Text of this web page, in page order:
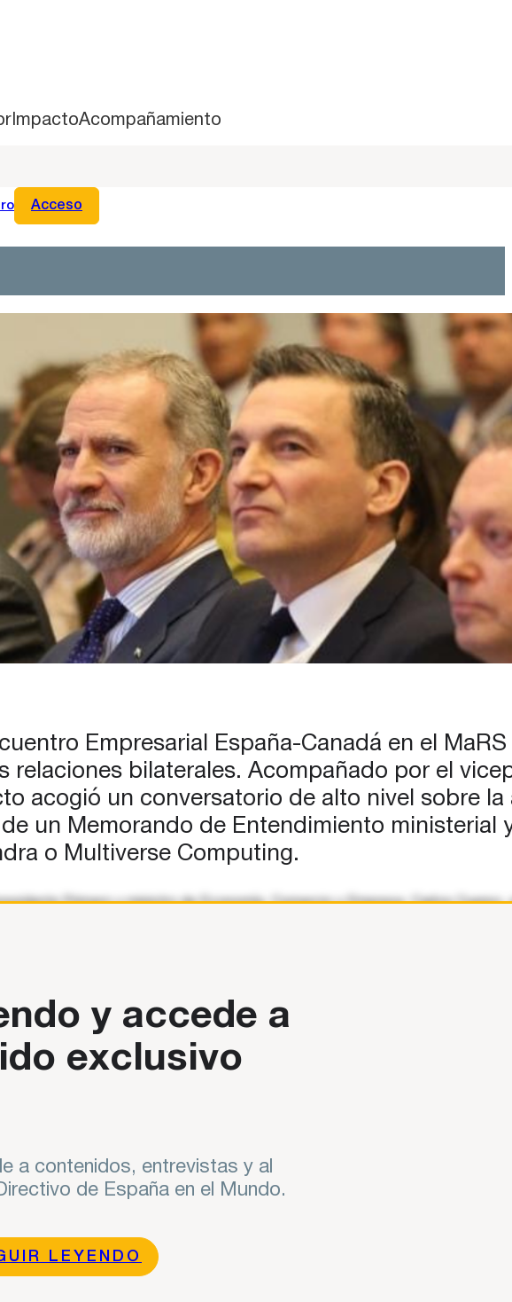
ImpactoAcompañamiento
Acceso
Empresarial España-Canadá en el
bilaterales. Acompañado por el
acogió un conversatorio de alto nivel sobre la
un Memorando de Entendimiento ministerial
o Multiverse Computing.
Primero y ministro de Economía, Comercio y Empresa, Carlos
y accede a
exclusivo
a contenidos, entrevistas y al
de España en el Mundo.
LEYENDO